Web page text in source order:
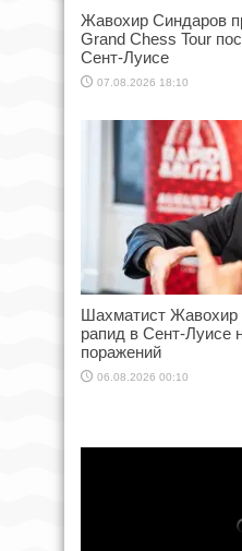
Жавохир Синдаров
Grand Chess Tour
Сент-Луисе
07.08.2026 18:10
Шахматист Жавохир
рапид в Сент-Луисе
поражений
06.08.2026 00:10